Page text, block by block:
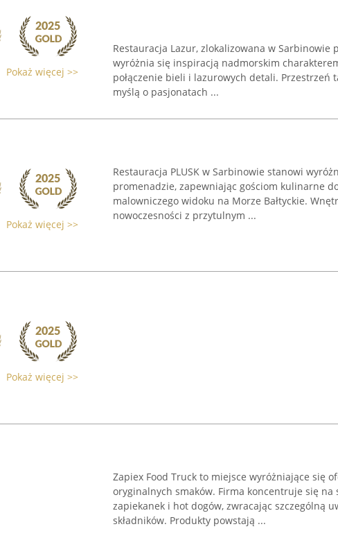
Pokaż więcej >>
Restauracja Lazur, zlokalizowana w Sarbinowie
wyróżnia się inspiracją nadmorskim
połączenie bieli i lazurowych detali. Przestrzeń
myślą o pasjonatach ...
Pokaż więcej >>
Restauracja PLUSK w Sarbinowie stanowi
promenadzie, zapewniając gościom kulinarne
malowniczego widoku na Morze Bałtyckie.
nowoczesności z przytulnym ...
Pokaż więcej >>
Zapiex Food Truck to miejsce wyróżniające się
oryginalnych smaków. Firma koncentruje się
zapiekanek i hot dogów, zwracając szczególną
składników. Produkty powstają ...